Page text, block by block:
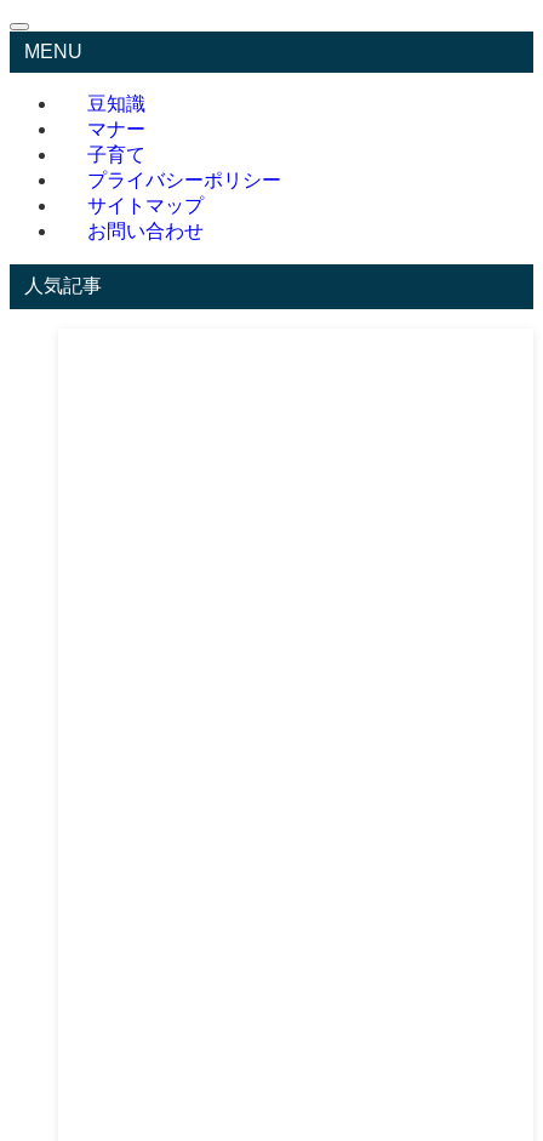
MENU
豆知識
マナー
子育て
プライバシーポリシー
サイトマップ
お問い合わせ
人気記事